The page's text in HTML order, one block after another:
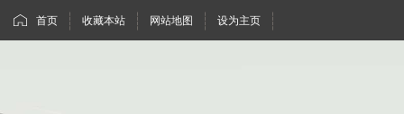
首页 收藏本站 网站地图 设为主页